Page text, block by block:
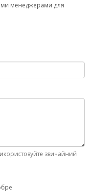
менеджерами для
звичайний